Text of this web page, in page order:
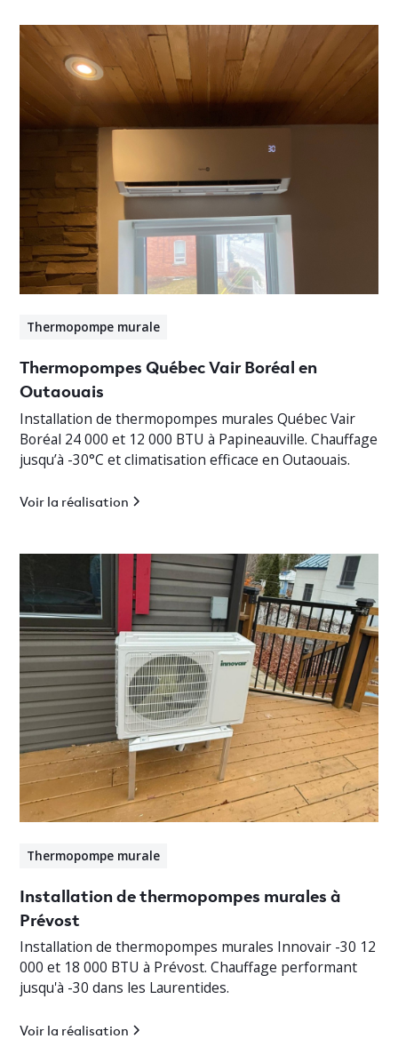
Thermopompe murale
Thermopompes Québec Vair Boréal en
Outaouais
Installation de thermopompes murales Québec Vair
Boréal 24 000 et 12 000 BTU à Papineauville. Chauffage
jusqu’à -30°C et climatisation efficace en Outaouais.
Voir la réalisation
Thermopompe murale
Installation de thermopompes murales à
Prévost
Installation de thermopompes murales Innovair -30 12
000 et 18 000 BTU à Prévost. Chauffage performant
jusqu'à -30 dans les Laurentides.
Voir la réalisation